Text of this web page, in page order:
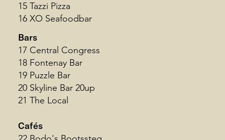
15 Tazzi Pizza
16 XO Seafoodbar
Bars
17 Central Congress
18 Fontenay Bar
19 Puzzle Bar
20 Skyline Bar 20up
21 The Local
Cafés